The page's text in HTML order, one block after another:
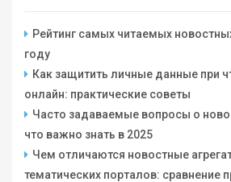
Рейтинг самых читаемых
году
Как защитить личные данные при
онлайн: практические советы
Часто задаваемые вопросы о
что важно знать в 2025
Чем отличаются новостные
тематических порталов: сравнение